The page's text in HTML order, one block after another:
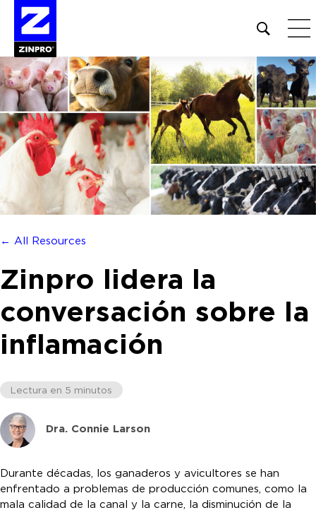
Open
site
search
form
Buscar:
← All Resources
Zinpro lidera la
conversación sobre la
inflamación
Lectura en 5 minutos
Dra. Connie Larson
Durante décadas, los ganaderos y avicultores se han
enfrentado a problemas de producción comunes, como la
mala calidad de la canal y la carne, la disminución de la